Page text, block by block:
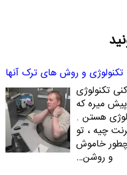
کنی تکنولوژی
میره که
هستن .
چیه ، تو
چطور خاموش
و روشن…